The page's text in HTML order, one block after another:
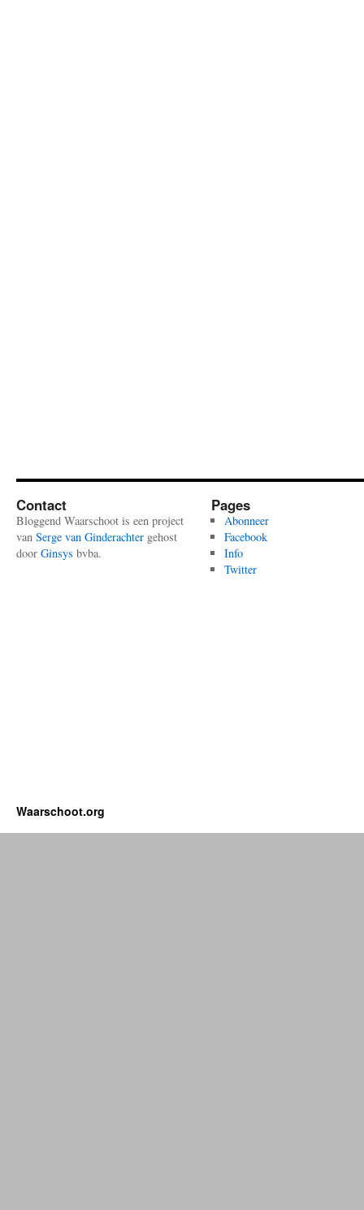
Contact
Bloggend Waarschoot is een project
van Serge van Ginderachter gehost
door Ginsys bvba.
Pages
Abonneer
Facebook
Info
Twitter
Waarschoot.org